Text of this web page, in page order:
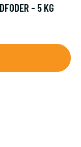
- 5 KG